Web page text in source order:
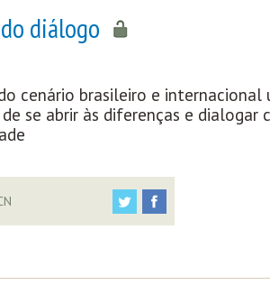
diálogo
cenário brasileiro e internacional
se abrir às diferenças e dialogar